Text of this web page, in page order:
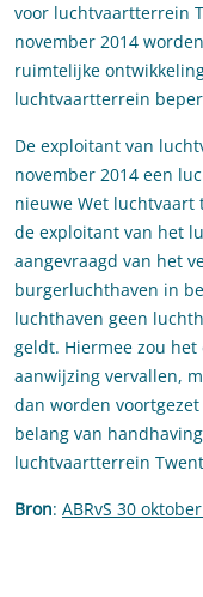
voor luchtvaartterrein
november 2014
ruimtelijke
luchtvaartterrein
De exploitant van
november 2014 een
nieuwe Wet luchtvaart
de exploitant van het
aangevraagd van het
burgerluchthaven in
luchthaven geen
geldt. Hiermee zou
aanwijzing vervallen,
dan worden
belang van
luchtvaartterrein
Bron: ABRvS 30